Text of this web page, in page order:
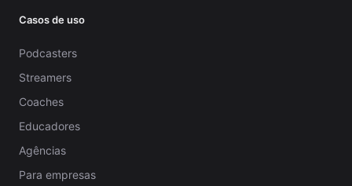
Casos de uso
Podcasters
Streamers
Coaches
Educadores
Agências
Para empresas